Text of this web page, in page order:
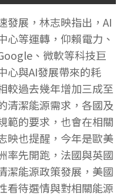
發展，林志映指出，AI
心等運轉，仰賴電力、
、微軟等科技巨
心與AI發展帶來的耗
較過去幾年增加三成至
清潔能源需求，各國及
範的要求，也會在相關
映也提醒，今年是歐美
率先開跑，法國與英國
潔能源政策發展，美國
看待選情與對相關能源